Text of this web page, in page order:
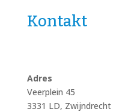
Kontakt
Adres
Veerplein 45
3331 LD, Zwijndrecht